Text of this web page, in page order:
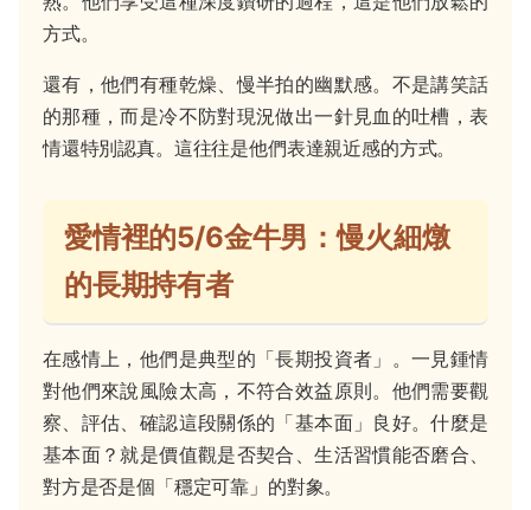
方式。
還有，他們有種乾燥、慢半拍的幽默感。不是講笑話
的那種，而是冷不防對現況做出一針見血的吐槽，表
情還特別認真。這往往是他們表達親近感的方式。
愛情裡的5/6金牛男：慢火細燉
的長期持有者
在感情上，他們是典型的「長期投資者」。一見鍾情
對他們來說風險太高，不符合效益原則。他們需要觀
察、評估、確認這段關係的「基本面」良好。什麼是
基本面？就是價值觀是否契合、生活習慣能否磨合、
對方是否是個「穩定可靠」的對象。